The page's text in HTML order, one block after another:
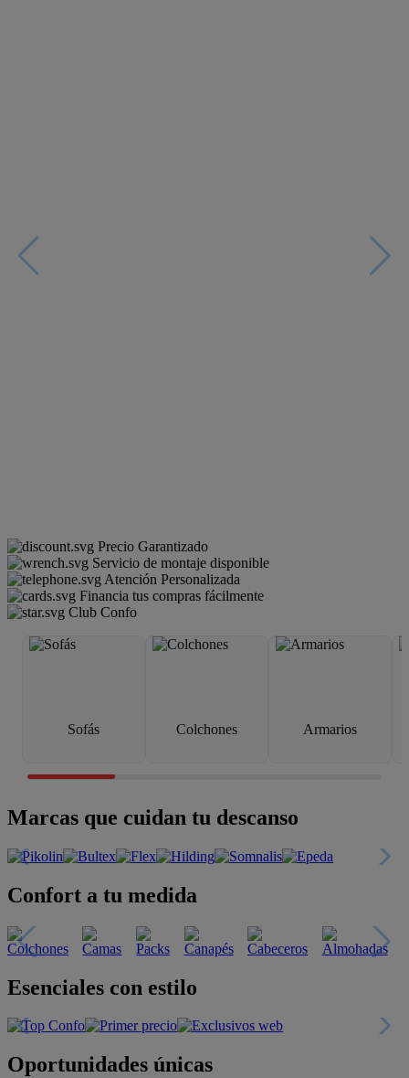
Precio Garantizado
Servicio de montaje disponible
Atención Personalizada
Financia tus compras fácilmente
Club Confo
Sofás Colchones Armarios
Marcas que cuidan tu descanso
Confort a tu medida
Esenciales con estilo
Oportunidades únicas